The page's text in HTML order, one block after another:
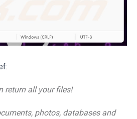
return all your files!
photos, databases and